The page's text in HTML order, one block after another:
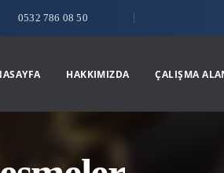
0532 786 08 50
HAKKIMIZDA ÇALIŞMA